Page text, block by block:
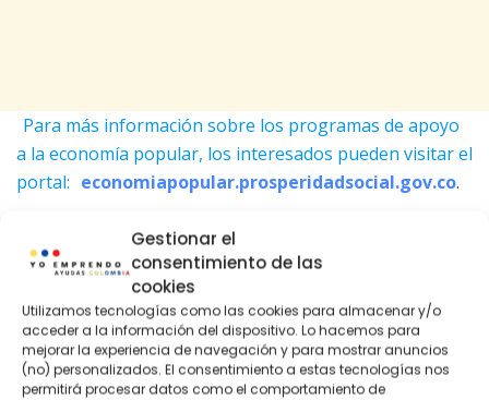
Gestionar el
consentimiento de las
cookies
Utilizamos tecnologías como las cookies para almacenar y/o
acceder a la información del dispositivo. Lo hacemos para
mejorar la experiencia de navegación y para mostrar anuncios
(no) personalizados. El consentimiento a estas tecnologías nos
permitirá procesar datos como el comportamiento de
Para más información sobre los programas de apoyo
a la economía popular, los interesados pueden visitar el
portal: economiapopular.prosperidadsocial.gov.co.
Requisitos para
Municipios Aspirantes a
los PAS
Los municipios interesados en participar en la